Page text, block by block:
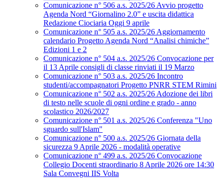
Comunicazione n° 506 a.s. 2025/26 Avvio progetto
Agenda Nord “Giornalino 2.0” e uscita didattica
Redazione Ciociaria Oggi 9 aprile
Comunicazione n° 505 a.s. 2025/26 Aggiornamento
calendario Progetto Agenda Nord “Analisi chimiche”
Edizioni 1 e 2
Comunicazione n° 504 a.s. 2025/26 Convocazione per
il 13 Aprile consigli di classe rinviati il 19 Marzo
Comunicazione n° 503 a.s. 2025/26 Incontro
studenti/accompagnatori Progetto PNRR STEM Rimini
Comunicazione n° 502 a.s. 2025/26 Adozione dei libri
di testo nelle scuole di ogni ordine e grado - anno
scolastico 2026/2027
Comunicazione n° 501 a.s. 2025/26 Conferenza "Uno
sguardo sull'Islam"
Comunicazione n° 500 a.s. 2025/26 Giornata della
sicurezza 9 Aprile 2026 - modalità operative
Comunicazione n° 499 a.s. 2025/26 Convocazione
Collegio Docenti straordinario 8 Aprile 2026 ore 14:30
Sala Convegni IIS Volta